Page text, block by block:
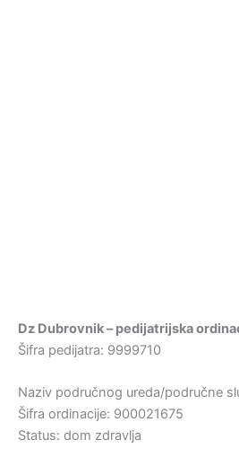
Dz Dubrovnik – pedijatrijska
Šifra pedijatra: 9999710
Naziv područnog ureda/područne
Šifra ordinacije: 900021675
Status: dom zdravlja